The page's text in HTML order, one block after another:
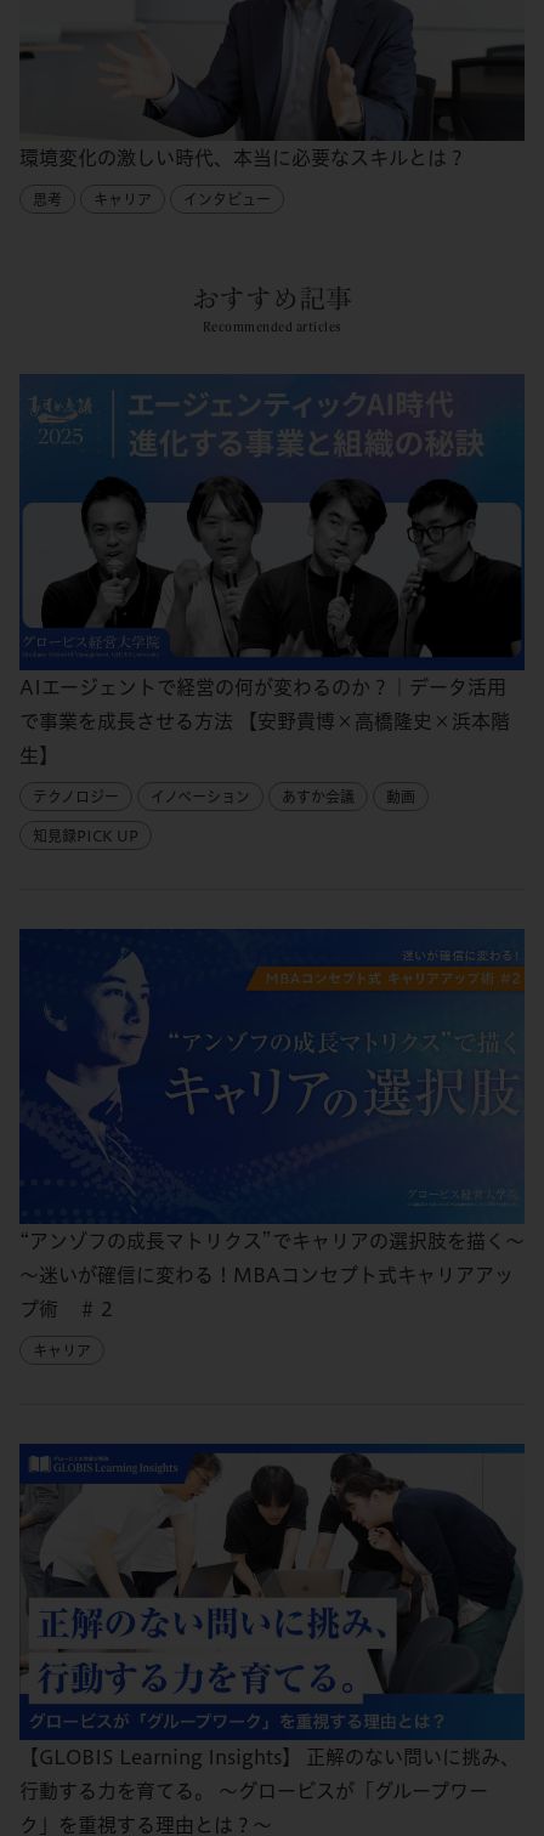
環境変化の激しい時代、本当に必要なスキルとは？
思考 キャリア インタビュー
おすすめ記事
Recommended articles
AIエージェントで経営の何が変わるのか？｜データ活用
で事業を成長させる方法 【安野貴博×高橋隆史×浜本階
生】
テクノロジー イノベーション あすか会議 動画
知見録PICK UP
“アンゾフの成長マトリクス”でキャリアの選択肢を描く～
～迷いが確信に変わる！MBAコンセプト式キャリアアッ
プ術 ＃２
キャリア
【GLOBIS Learning Insights】 正解のない問いに挑み、
行動する力を育てる。 ～グロービスが「グループワー
ク」を重視する理由とは？～